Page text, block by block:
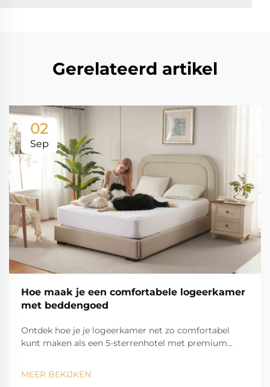
Gerelateerd artikel
02
Sep
Hoe maak je een comfortabele logeerkamer
met beddengoed
Ontdek hoe je je logeerkamer net zo comfortabel
kunt maken als een 5-sterrenhotel met premium
hotels gebruiken voor maximaal comfort en
MEER BEKIJKEN